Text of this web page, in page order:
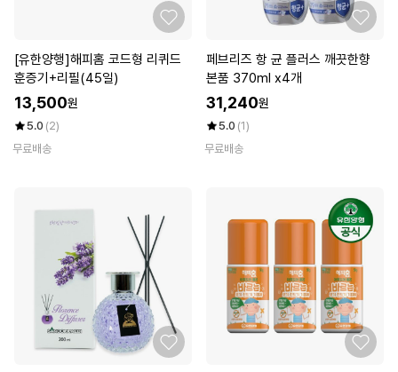
[유한양행]해피홈 코드형 리퀴드
훈증기+리필(45일)
13,500원
5.0 (2)
무료배송
페브리즈 항 균 플러스 깨끗한향
본품 370ml x4개
31,240원
5.0 (1)
무료배송